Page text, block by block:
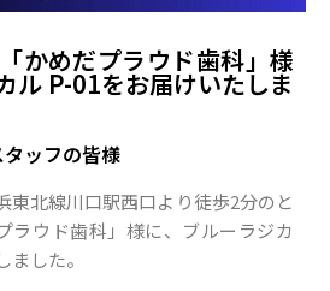
かめだプラウド歯科」様
ル P-01をお届けいたしま
ッフの皆様
東北線川口駅西口より徒歩2分のと
ラウド歯科」様に、ブルーラジカ
した。